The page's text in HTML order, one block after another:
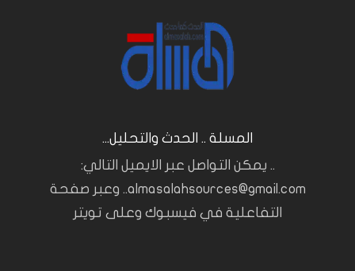
المسلة .. الحدث والتحليل...
.. يمكن التواصل عبر الايميل التالي:
almasalahsources@gmail.com.. وعبر صفحة
التفاعلية في فيسبوك وعلى تويتر